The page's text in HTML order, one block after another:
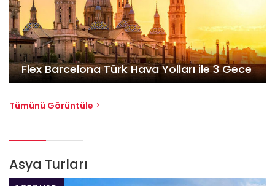
Flex Barcelona Türk Hava Yolları ile 3 Gece
Tümünü Görüntüle
Asya Turları